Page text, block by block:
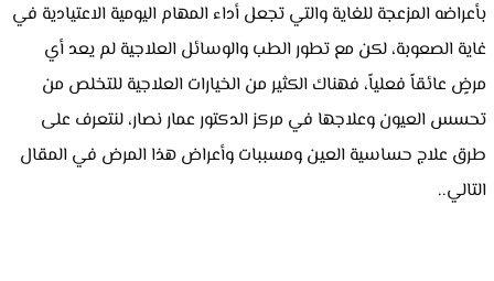
بأعراضه المزعجة للغاية والتي تجعل أداء المهام اليومية الاعتيادية في
غاية الصعوبة، لكن مع تطور الطب والوسائل العلاجية لم يعد أي
مرضٍ عائقاً فعلياً، فهناك الكثير من الخيارات العلاجية للتخلص من
تحسس العيون وعلاجها في مركز الدكتور عمار نصار، لنتعرف على
طرق علاج حساسية العين ومسببات وأعراض هذا المرض في المقال
التالي..